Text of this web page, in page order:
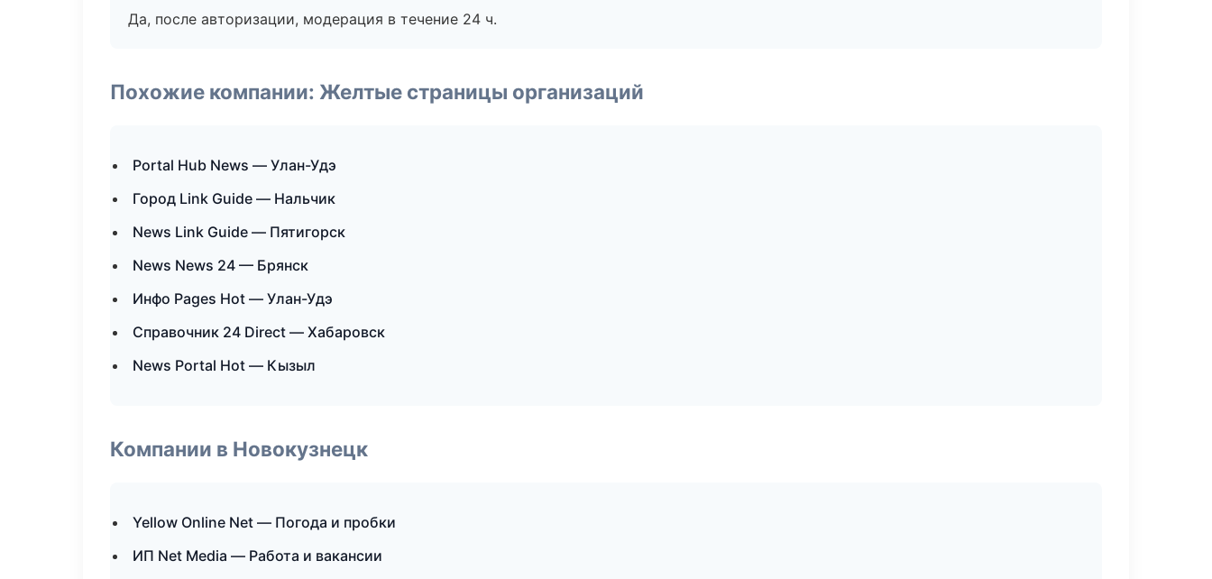
Да, после авторизации, модерация в течение 24 ч.
Похожие компании: Желтые страницы организаций
Portal Hub News — Улан-Удэ
Город Link Guide — Нальчик
News Link Guide — Пятигорск
News News 24 — Брянск
Инфо Pages Hot — Улан-Удэ
Справочник 24 Direct — Хабаровск
News Portal Hot — Кызыл
Компании в Новокузнецк
Yellow Online Net — Погода и пробки
ИП Net Media — Работа и вакансии